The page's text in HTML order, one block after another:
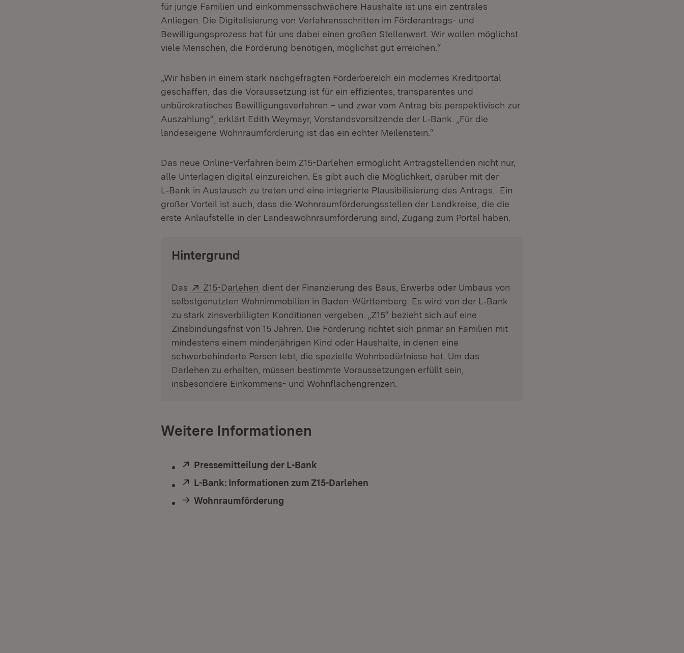
für junge Familien und einkommensschwächere Haushalte ist uns ein zentrales
Anliegen. Die Digitalisierung von Verfahrensschritten im Förderantrags- und
Bewilligungsprozess hat für uns dabei einen großen Stellenwert. Wir wollen möglichst
viele Menschen, die Förderung benötigen, möglichst gut erreichen.“
„Wir haben in einem stark nachgefragten Förderbereich ein modernes Kreditportal
geschaffen, das die Voraussetzung ist für ein effizientes, transparentes und
unbürokratisches Bewilligungsverfahren – und zwar vom Antrag bis perspektivisch zur
Auszahlung“, erklärt Edith Weymayr, Vorstandsvorsitzende der L‑Bank. „Für die
landeseigene Wohnraumförderung ist das ein echter Meilenstein.“
Das neue Online-Verfahren beim Z15-Darlehen ermöglicht Antragstellenden nicht nur,
alle Unterlagen digital einzureichen. Es gibt auch die Möglichkeit, darüber mit der
L‑Bank in Austausch zu treten und eine integrierte Plausibilisierung des Antrags. Ein
großer Vorteil ist auch, dass die Wohnraumförderungsstellen der Landkreise, die die
erste Anlaufstelle in der Landeswohnraumförderung sind, Zugang zum Portal haben.
Hintergrund
Das Extern:
Z15-Darlehen (Öffnet in neuem Fenster)
dient der Finanzierung des Baus, Erwerbs oder Umbaus von
selbstgenutzten Wohnimmobilien in Baden-Württemberg. Es wird von der L‑Bank
zu stark zinsverbilligten Konditionen vergeben. „Z15“ bezieht sich auf eine
Zinsbindungsfrist von 15 Jahren. Die Förderung richtet sich primär an Familien mit
mindestens einem minderjährigen Kind oder Haushalte, in denen eine
schwerbehinderte Person lebt, die spezielle Wohnbedürfnisse hat. Um das
Darlehen zu erhalten, müssen bestimmte Voraussetzungen erfüllt sein,
insbesondere Einkommens- und Wohnflächengrenzen.
Weitere Informationen
Extern:
Pressemitteilung der L-Bank
Extern:
L-Bank: Informationen zum Z15-Darlehen
Wohnraumförderung